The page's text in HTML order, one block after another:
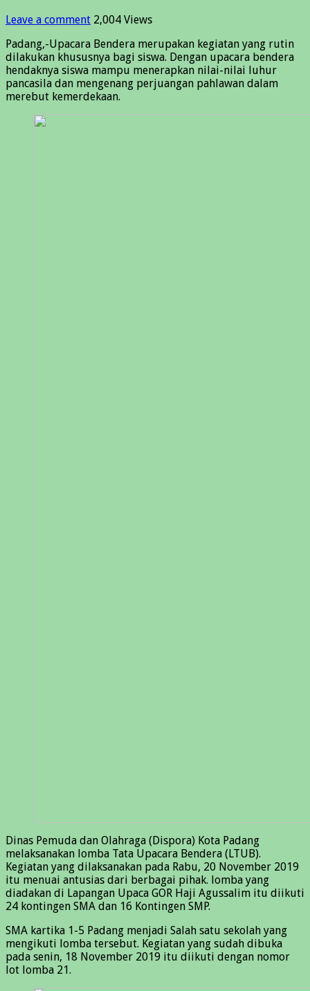
Leave a comment 2,004 Views
Padang,-Upacara Bendera merupakan kegiatan yang rutin
dilakukan khususnya bagi siswa. Dengan upacara bendera
hendaknya siswa mampu menerapkan nilai-nilai luhur
pancasila dan mengenang perjuangan pahlawan dalam
merebut kemerdekaan.
Dinas Pemuda dan Olahraga (Dispora) Kota Padang
melaksanakan lomba Tata Upacara Bendera (LTUB).
Kegiatan yang dilaksanakan pada Rabu, 20 November 2019
itu menuai antusias dari berbagai pihak. lomba yang
diadakan di Lapangan Upaca GOR Haji Agussalim itu diikuti
24 kontingen SMA dan 16 Kontingen SMP.
SMA kartika 1-5 Padang menjadi Salah satu sekolah yang
mengikuti lomba tersebut. Kegiatan yang sudah dibuka
pada senin, 18 November 2019 itu diikuti dengan nomor
lot lomba 21.